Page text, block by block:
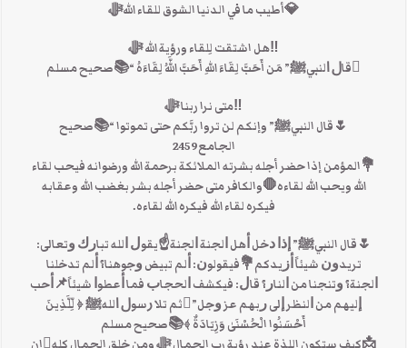
💎أطيب ما في الدنيا الشوق للقاء اللهﷻ
‼️هل اشتقت لِلقاء ورؤية الله ﷻ
ﻗﺎﻝ ﺍﻟﻨﺒﻲﷺ” مَن أَحَبَّ لِقَاءَ اللهِ أَحَبَّ اللَّهُ لِقَاءَهُ “📚صحيح مسلم
‼️متى نرا ربنا ﷻ
🌷قال النبيﷺ” وإنكم لن تروا ربَّكم حتى تموتوا “📚صحيح
الجامع2459
💐المؤمن إذا حضر أجله بشرته الملائكة برحمة الله ورضوانه فيحب لقاء
الله ويحب الله لقاءه🛑والكافر متى حضر أجله بشر بغضب الله وعقابه
فيكره لقاء الله فيكره الله لقاءه.
🌷قال النبيﷺ” ﺇﺫﺍ ﺩﺧﻞ ﺃﻫﻞ ﺍﻟﺠﻨﺔ ﺍﻟﺠﻨﺔ☝ﻳﻘﻮﻝ ﺍﻟﻠﻪ ﺗﺒﺎﺭﻙ ﻭﺗﻌﺎﻟﻰ:
ﺗﺮﻳﺪﻭﻥ ﺷﻴﺌﺎً ﺃﺯﻳﺪكم💐ﻓﻴﻘﻮﻟﻮﻥ: ﺃﻟﻢ ﺗﺒﻴﺾ ﻭﺟﻮﻫﻨﺎ؟ ﺃﻟﻢ ﺗﺪﺧﻠﻨﺎ
ﺍﻟﺠﻨﺔ؟ ﻭﺗﻨﺠﻨﺎ ﻣﻦ ﺍﻟﻨﺎﺭ؟ ﻗﺎﻝ: ﻓﻴﻜﺸﻒ ﺍﻟﺤﺠﺎﺏ ﻓﻤﺎ ﺃﻋﻄﻮﺍ ﺷﻴﺌﺎً📌ﺃﺣﺐ
ﺇﻟﻴﻬﻢ ﻣﻦ ﺍﻟﻨﻈﺮ ﺇﻟﻰ ﺭﺑﻬﻢ ﻋﺰ ﻭﺟﻞ”ﺛﻢ ﺗﻼ‌ ﺭﺳﻮﻝ ﺍﻟﻠﻪﷺ ﴿ لِّلَّذِينَ
أَحْسَنُوا الْحُسْنَىٰ وَزِيَادَةٌ ﴾📚ﺻﺤﻴﺢ مسلم